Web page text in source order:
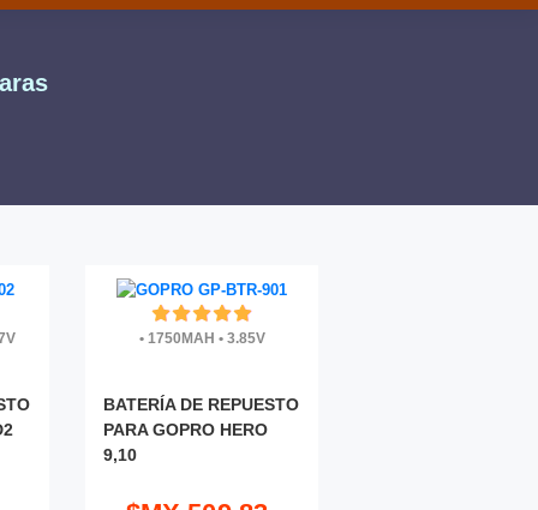
•1750MAH •3.85V
BATERÍA DE REPUESTO
PARA GOPRO HERO
9,10